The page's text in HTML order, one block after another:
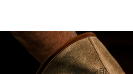
マルキン印